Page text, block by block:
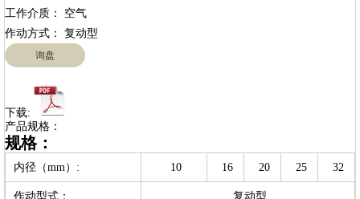
工作介质： 空气
询盘
下载:
产品规格：
规格：
内径（mm）: 10 16 20 25 32
作动型式： 复动型